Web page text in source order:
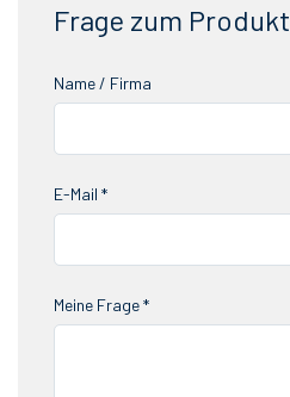
Frage zum Produkt
Name / Firma
E-Mail *
Meine Frage *